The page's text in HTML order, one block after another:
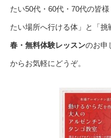
たい50代・60代・70代の皆
たい場所へ行ける体」と「挑
春・無料体験レッスンのお申
からお気軽にどうぞ。